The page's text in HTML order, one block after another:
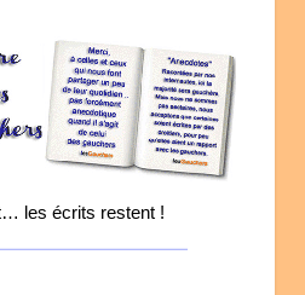
les écrits restent !